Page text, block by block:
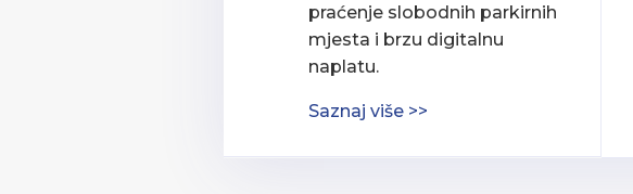
praćenje slobodnih parkirnih
mjesta i brzu digitalnu
naplatu.
Saznaj više >>